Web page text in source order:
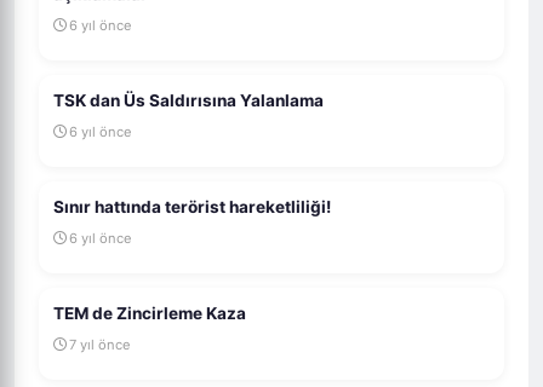
6 yıl önce
TSK dan Üs Saldırısına Yalanlama
6 yıl önce
Sınır hattında terörist hareketliliği!
6 yıl önce
TEM de Zincirleme Kaza
7 yıl önce